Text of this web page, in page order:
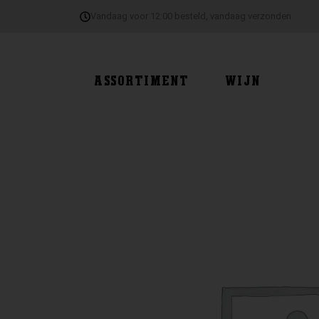
ASSORTIMENT WIJN